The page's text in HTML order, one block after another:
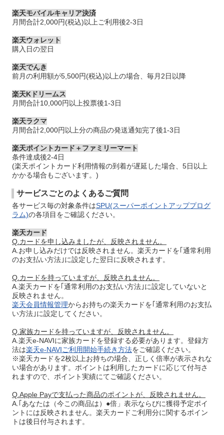
楽天モバイルキャリア決済
月間合計2,000円(税込)以上ご利用後2-3日
楽天ウォレット
購入日の翌日
楽天でんき
前月の利用額が5,500円(税込)以上の場合、毎月2日以降
楽天Kドリームス
月間合計10,000円以上投票後1-3日
楽天ラクマ
月間合計2,000円以上分の商品の発送通知完了後1-3日
楽天ポイントカード＋ファミリーマート
条件達成後2-4日
(楽天ポイントカード利用情報の到着が遅延した場合、5日以上
かかる場合もございます。)
サービスごとのよくあるご質問
各サービス毎の対象条件はSPU(スーパーポイントアッププログ
ラム)の各項目をご確認ください。
楽天カード
Q.カードを申し込みましたが、反映されません。
A.お申し込みだけでは反映されません。楽天カードを｢通常利用
のお支払い方法｣に設定した翌日に反映されます。
Q.カードを持っていますが、反映されません。
A.楽天カードを｢通常利用のお支払い方法｣に設定していないと
反映されません。
楽天会員情報管理からお持ちの楽天カードを｢通常利用のお支払
い方法｣に設定してください。
Q.家族カードを持っていますが、反映されません。
A.楽天e-NAVIに家族カードを登録する必要があります。登録方
法は楽天e-NAVIご利用開始手続き方法をご確認ください。
※楽天カードを2枚以上お持ちの場合、正しく倍率が表示されな
い場合があります。ポイントは利用したカードに応じて付与さ
れますので、ポイント実績にてご確認ください。
Q.Apple Payで支払った商品のポイントが、反映されません。
A.｢あなたは（今この商品は）●倍」表示ならびに獲得予定ポイ
ントには反映されません。楽天カードご利用分に関するポイン
トは後日付与されます。